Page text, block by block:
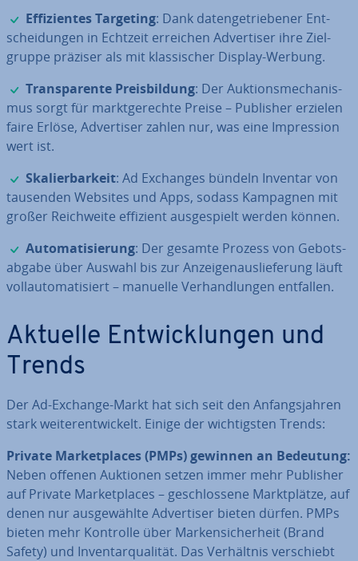
✓
Ef­fi­zi­en­tes Targeting: Dank da­ten­ge­trie­be­ner Ent­
schei­dun­gen in Echtzeit erreichen Ad­ver­ti­ser ihre Ziel­
grup­pe präziser als mit klas­si­scher Display-Werbung.
✓
Trans­pa­ren­te Preis­bil­dung: Der Auk­ti­ons­me­cha­nis­
mus sorgt für markt­ge­rech­te Preise – Publisher erzielen
faire Erlöse, Ad­ver­ti­ser zahlen nur, was eine Im­pres­si­on
wert ist.
✓
Ska­lier­bar­keit: Ad Exchanges bündeln Inventar von
tausenden Websites und Apps, sodass Kampagnen mit
großer Reich­wei­te effizient aus­ge­spielt werden können.
✓
Au­to­ma­ti­sie­rung: Der gesamte Prozess von Ge­bots­
ab­ga­be über Auswahl bis zur An­zei­gen­aus­lie­fe­rung läuft
voll­au­to­ma­ti­siert – manuelle Ver­hand­lun­gen entfallen.
Aktuelle Ent­wick­lun­gen und
Trends
Der Ad-Exchange-Markt hat sich seit den An­fangs­jah­ren
stark wei­ter­ent­wi­ckelt. Einige der wich­tigs­ten Trends:
Private Mar­ket­places (PMPs) gewinnen an Bedeutung:
Neben offenen Auktionen setzen immer mehr Publisher
auf Private Mar­ket­places – ge­schlos­se­ne Markt­plät­ze, auf
denen nur aus­ge­wähl­te Ad­ver­ti­ser bieten dürfen. PMPs
bieten mehr Kontrolle über Mar­ken­si­cher­heit (Brand
Safety) und In­ven­tar­qua­li­tät. Das Ver­hält­nis ver­schiebt